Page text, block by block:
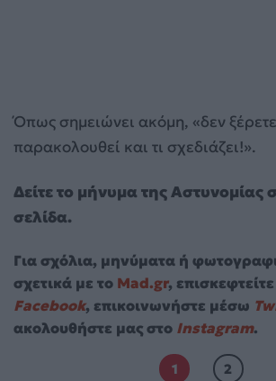
Όπως σημειώνει ακόμη, «δεν
παρακολουθεί και τι σχεδιάζει!».
Δείτε το μήνυμα της Αστυνομίας
σελίδα.
Για σχόλια, μηνύματα ή
σχετικά με το Mad.gr,
Facebook, επικοινωνήστε μέσω
ακολουθήστε μας στο Instagram.
1 2